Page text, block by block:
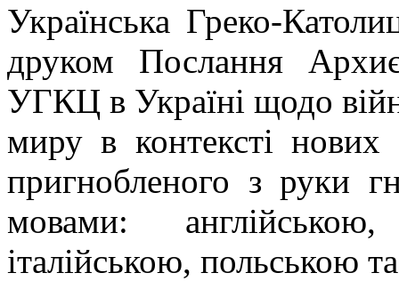
Українська Греко-
друком Послання
УГКЦ в Україні щодо
миру в контексті нових
пригнобленого з руки
мовами:
італійською, польською